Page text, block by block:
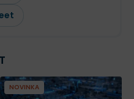
NOVINKA